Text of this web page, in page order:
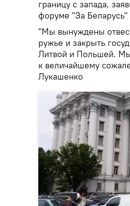
границу с запада,
форуме "За
"Мы вынуждены
ружье и закрыть
Литвой и Польшей. Мы
к величайшему
Лукашенко